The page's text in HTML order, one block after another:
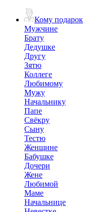
Кому подарок
Мужчине
Брату
Дедушке
Другу
Зятю
Коллеге
Любимому
Мужу
Начальнику
Папе
Свёкру
Сыну
Тестю
Женщине
Бабушке
Дочери
Жене
Любимой
Маме
Начальнице